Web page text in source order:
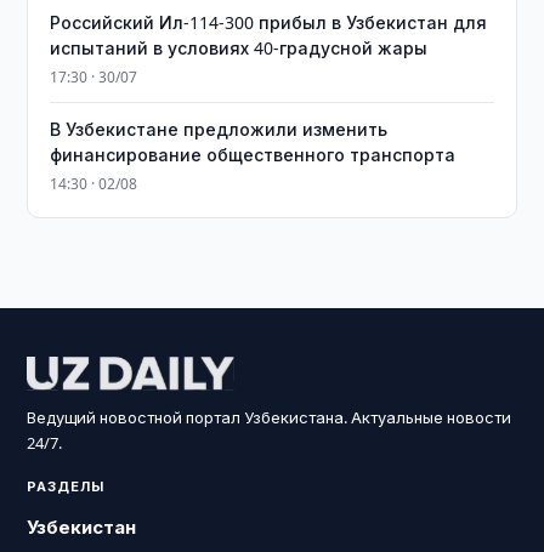
Российский Ил-114-300 прибыл в Узбекистан для
испытаний в условиях 40-градусной жары
17:30 · 30/07
В Узбекистане предложили изменить
финансирование общественного транспорта
14:30 · 02/08
Ведущий новостной портал Узбекистана. Актуальные новости
24/7.
РАЗДЕЛЫ
Узбекистан